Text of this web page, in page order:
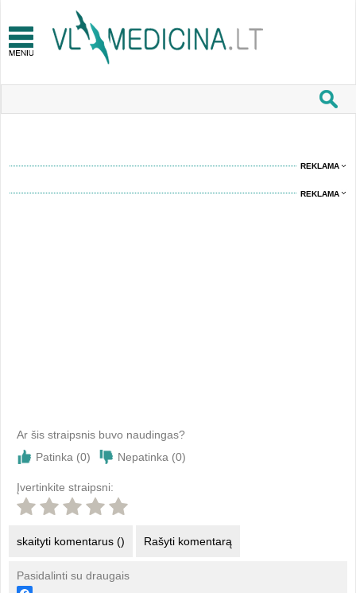
REKLAMA
REKLAMA
Ar šis straipsnis buvo naudingas?
Patinka (0) Nepatinka (0)
Įvertinkite straipsni:
skaityti komentarus () Rašyti komentarą
Pasidalinti su draugais